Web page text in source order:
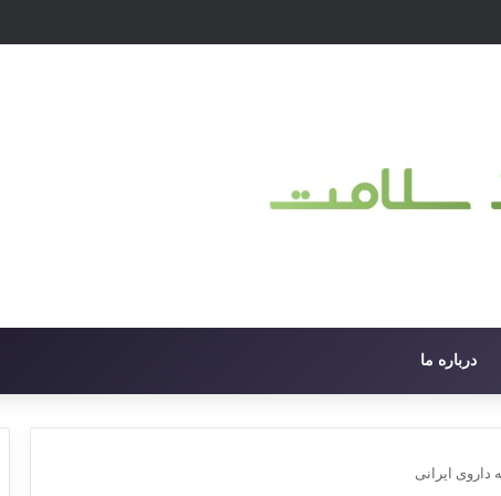
درباره ما
ایرانی